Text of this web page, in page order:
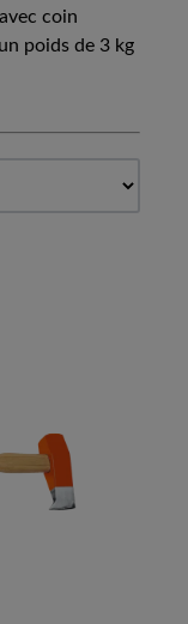
coin
poids de 3 kg